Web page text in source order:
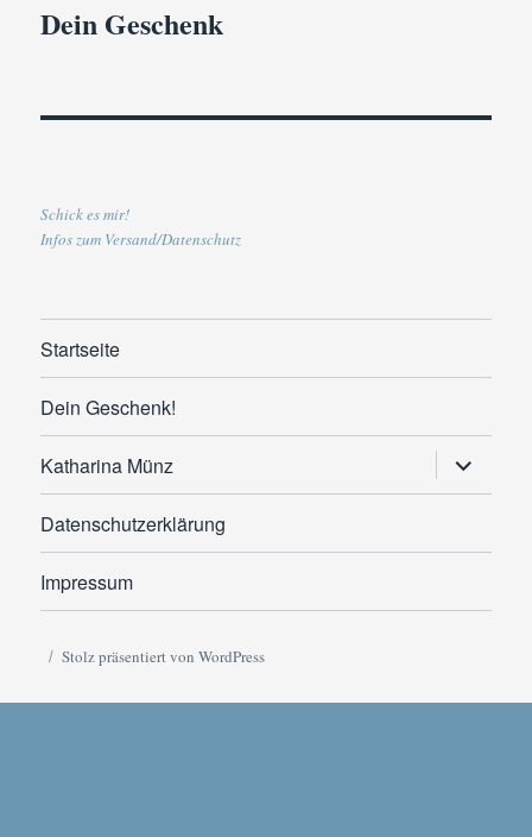
Dein Geschenk
Schick es mir!
Infos zum Versand/Datenschutz
Startseite
Dein Geschenk!
Katharina Münz
anzeigen
Datenschutzerklärung
Impressum
Stolz präsentiert von WordPress